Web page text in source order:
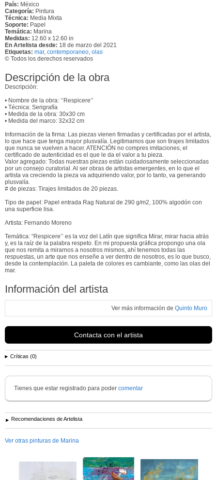
País: México
Categoría: Pintura
Técnica: Media Mixta
Soporte: Papel
Temática: Marina
Medidas: 12.60 x 12.60 in
En Artelista desde: 18 de marzo del 2021
Etiquetas: mar, contemporaneo olas
© Todos los derechos reservados
Descripción de la obra
Descripción:
• Nombre de la obra: ‘‘Respicere’’
• Técnica: Serigrafía
• Medida de la obra: 30x30 cm
• Medida del marco: 32x32 cm
Información de la firma: Las piezas vienen firmadas y certificadas por el artista,
lo que hace que tenga mayor plusvalía. Legitimamos que son tirajes limitados
que nunca se vuelven a hacer. ATENCIÓN no compres imitaciones, el
certificado de autenticidad es el que le da el valor a tu pieza.
Valor agregado: Todas nuestras piezas están cuidadosamente seleccionadas
por un consejo curatorial. Al ser obras de artistas emergentes, en lo que el
artista va creciendo la pieza va adquiriendo valor, por lo tanto, va generando
plusvalía.
# de piezas: Tirajes limitados de 20 piezas.
Tipo de papel: Papel entrada Rag Natural de 290 g/m2, 100% algodón con
una superficie lisa.
Artista: Fernando Moreno
Temática: “Respicere’’ es la voz del Latín que significa Mirar, mirar hacia atrás
y, es la raíz de la palabra respeto. En mi propuesta gráfica propongo una ola
que nos remita a mirarnos a nosotros mismos, ahí tenemos todas las
respuestas, un arte que nos enseñe a ver dentro de nosotros, es lo que busco,
desde la contemplación. La paleta de colores es cambiante, como las olas del
mar.
Información del artista
Ver más información de Quinto Muro
Contacta con el artista
Críticas (0)
Tienes que estar registrado para poder comentar
Recomendaciones de Artelista
Ver otras pinturas de Marina